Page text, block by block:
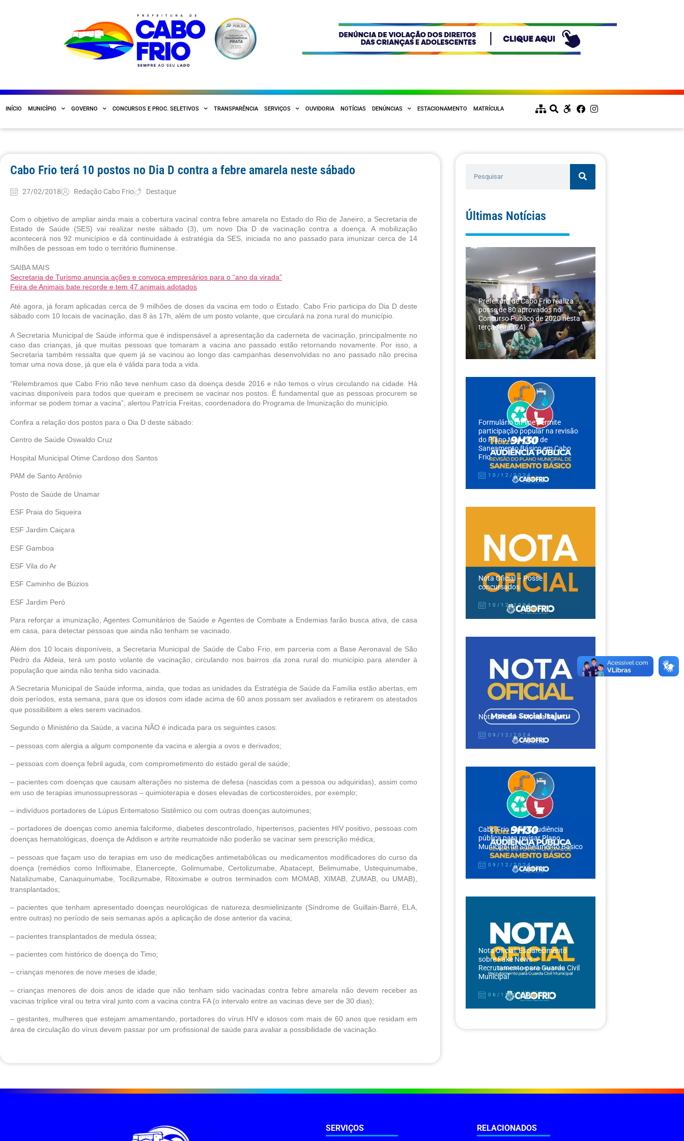
INÍCIO MUNICÍPIO GOVERNO CONCURSOS E PROC. SELETIVOS TRANSPARÊNCIA SERVIÇOS OUVIDORIA NOTÍCIAS DENÚNCIAS ESTACIONAMENTO MATRÍCULA
Cabo Frio terá 10 postos no Dia D contra a febre amarela neste sábado
27/02/2018 Redação Cabo Frio Destaque
Com o objetivo de ampliar ainda mais a cobertura vacinal contra febre amarela no Estado do Rio de Janeiro, a Secretaria de
Estado de Saúde (SES) vai realizar neste sábado (3), um novo Dia D de vacinação contra a doença. A mobilização
acontecerá nos 92 municípios e dá continuidade à estratégia da SES, iniciada no ano passado para imunizar cerca de 14
milhões de pessoas em todo o território fluminense.
SAIBA MAIS
Secretaria de Turismo anuncia ações e convoca empresários para o “ano da virada”
Feira de Animais bate recorde e tem 47 animais adotados
Até agora, já foram aplicadas cerca de 9 milhões de doses da vacina em todo o Estado. Cabo Frio participa do Dia D deste
sábado com 10 locais de vacinação, das 8 às 17h, além de um posto volante, que circulará na zona rural do município.
A Secretaria Municipal de Saúde informa que é indispensável a apresentação da caderneta de vacinação, principalmente no
caso das crianças, já que muitas pessoas que tomaram a vacina ano passado estão retornando novamente. Por isso, a
Secretaria também ressalta que quem já se vacinou ao longo das campanhas desenvolvidas no ano passado não precisa
tomar uma nova dose, já que ela é válida para toda a vida.
“Relembramos que Cabo Frio não teve nenhum caso da doença desde 2016 e não temos o vírus circulando na cidade. Há
vacinas disponíveis para todos que queiram e precisem se vacinar nos postos. É fundamental que as pessoas procurem se
informar se podem tomar a vacina”, alertou Patrícia Freitas, coordenadora do Programa de Imunização do município.
Confira a relação dos postos para o Dia D deste sábado:
Centro de Saúde Oswaldo Cruz
Hospital Municipal Otime Cardoso dos Santos
PAM de Santo Antônio
Posto de Saúde de Unamar
ESF Praia do Siqueira
ESF Jardim Caiçara
ESF Gamboa
ESF Vila do Ar
ESF Caminho de Búzios
ESF Jardim Peró
Para reforçar a imunização, Agentes Comunitários de Saúde e Agentes de Combate a Endemias farão busca ativa, de casa
em casa, para detectar pessoas que ainda não tenham se vacinado.
Além dos 10 locais disponíveis, a Secretaria Municipal de Saúde de Cabo Frio, em parceria com a Base Aeronaval de São
Pedro da Aldeia, terá um posto volante de vacinação, circulando nos bairros da zona rural do município para atender à
população que ainda não tenha sido vacinada.
A Secretaria Municipal de Saúde informa, ainda, que todas as unidades da Estratégia de Saúde da Família estão abertas, em
dois períodos, esta semana, para que os idosos com idade acima de 60 anos possam ser avaliados e retirarem os atestados
que possibilitem a eles serem vacinados.
Segundo o Ministério da Saúde, a vacina NÃO é indicada para os seguintes casos:
– pessoas com alergia a algum componente da vacina e alergia a ovos e derivados;
– pessoas com doença febril aguda, com comprometimento do estado geral de saúde;
– pacientes com doenças que causam alterações no sistema de defesa (nascidas com a pessoa ou adquiridas), assim como
em uso de terapias imunossupressoras – quimioterapia e doses elevadas de corticosteroides, por exemplo;
– indivíduos portadores de Lúpus Eritematoso Sistêmico ou com outras doenças autoimunes;
– portadores de doenças como anemia falciforme, diabetes descontrolado, hipertensos, pacientes HIV positivo, pessoas com
doenças hematológicas, doença de Addison e artrite reumatoide não poderão se vacinar sem prescrição médica;
– pessoas que façam uso de terapias em uso de medicações antimetabólicas ou medicamentos modificadores do curso da
doença (remédios como Infliximabe, Etanercepte, Golimumabe, Certolizumabe, Abatacept, Belimumabe, Ustequinumabe,
Natalizumabe, Canaquinumabe, Tocilizumabe, Ritoximabe e outros terminados com MOMAB, XIMAB, ZUMAB, ou UMAB),
transplantados;
– pacientes que tenham apresentado doenças neurológicas de natureza desmielinizante (Síndrome de Guillain-Barré, ELA,
entre outras) no período de seis semanas após a aplicação de dose anterior da vacina;
– pacientes transplantados de medula óssea;
– pacientes com histórico de doença do Timo;
– crianças menores de nove meses de idade;
– crianças menores de dois anos de idade que não tenham sido vacinadas contra febre amarela não devem receber as
vacinas tríplice viral ou tetra viral junto com a vacina contra FA (o intervalo entre as vacinas deve ser de 30 dias);
– gestantes, mulheres que estejam amamentando, portadores do vírus HIV e idosos com mais de 60 anos que residam em
área de circulação do vírus devem passar por um profissional de saúde para avaliar a possibilidade de vacinação.
Últimas Notícias
Prefeitura de Cabo Frio realiza
posse de 80 aprovados no
Concurso Público de 2020 nesta
terça-feira (24)
24/12/2024
Formulário on-line permite
participação popular na revisão
do Plano Municipal de
Saneamento Básico em Cabo
Frio
10/12/2024
Nota Oficial – Posse
concursados
10/12/2024
Nota Oficial – Moeda Itajuru
09/12/2024
Cabo Frio realiza audiência
pública para revisar Plano
Municipal de Saneamento Básico
09/12/2024
Nota Oficial: Esclarecimento
sobre Fake News –
Recrutamento para Guarda Civil
Municipal
06/12/2024
SERVIÇOS RELACIONADOS